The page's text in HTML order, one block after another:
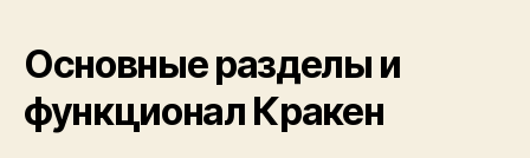
Основные разделы и
функционал Кракен